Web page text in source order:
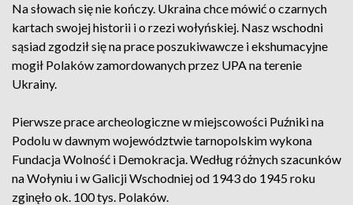
Na słowach się nie kończy. Ukraina chce mówić o czarnych
kartach swojej historii i o rzezi wołyńskiej. Nasz wschodni
sąsiad zgodził się na prace poszukiwawcze i ekshumacyjne
mogił Polaków zamordowanych przez UPA na terenie
Ukrainy.
Pierwsze prace archeologiczne w miejscowości Puźniki na
Podolu w dawnym województwie tarnopolskim wykona
Fundacja Wolność i Demokracja. Według różnych szacunków
na Wołyniu i w Galicji Wschodniej od 1943 do 1945 roku
zginęło ok. 100 tys. Polaków.